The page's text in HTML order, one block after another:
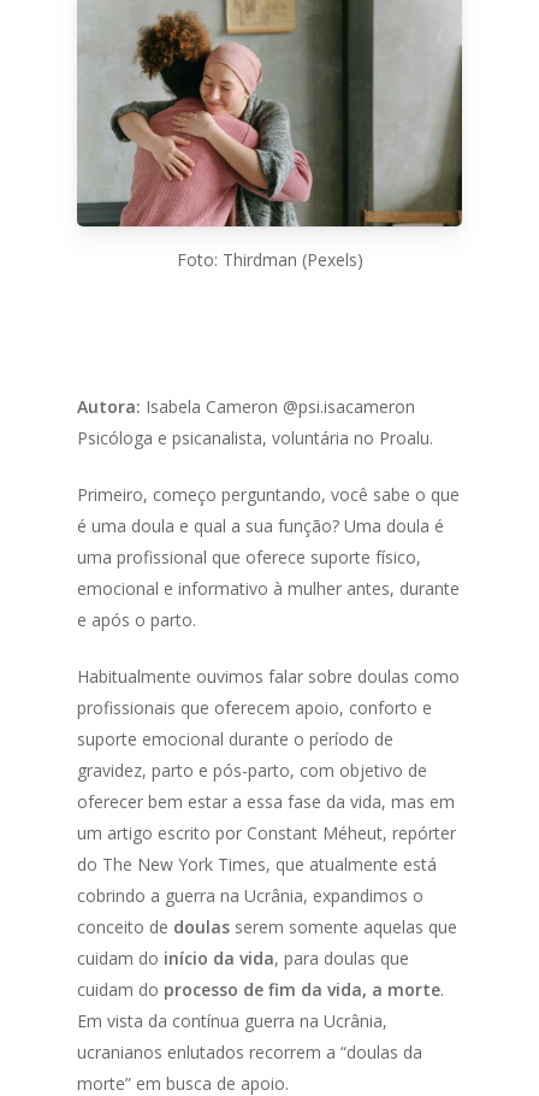
Foto: Thirdman (Pexels)
Autora: Isabela Cameron @psi.isacameron
Psicóloga e psicanalista, voluntária no Proalu.
Primeiro, começo perguntando, você sabe o que
é uma doula e qual a sua função? Uma doula é
uma profissional que oferece suporte físico,
emocional e informativo à mulher antes, durante
e após o parto.
Habitualmente ouvimos falar sobre doulas como
profissionais que oferecem apoio, conforto e
suporte emocional durante o período de
gravidez, parto e pós-parto, com objetivo de
oferecer bem estar a essa fase da vida, mas em
um artigo escrito por Constant Méheut, repórter
do The New York Times, que atualmente está
cobrindo a guerra na Ucrânia, expandimos o
conceito de doulas serem somente aquelas que
cuidam do início da vida, para doulas que
cuidam do processo de fim da vida, a morte.
Em vista da contínua guerra na Ucrânia,
ucranianos enlutados recorrem a “doulas da
morte” em busca de apoio.